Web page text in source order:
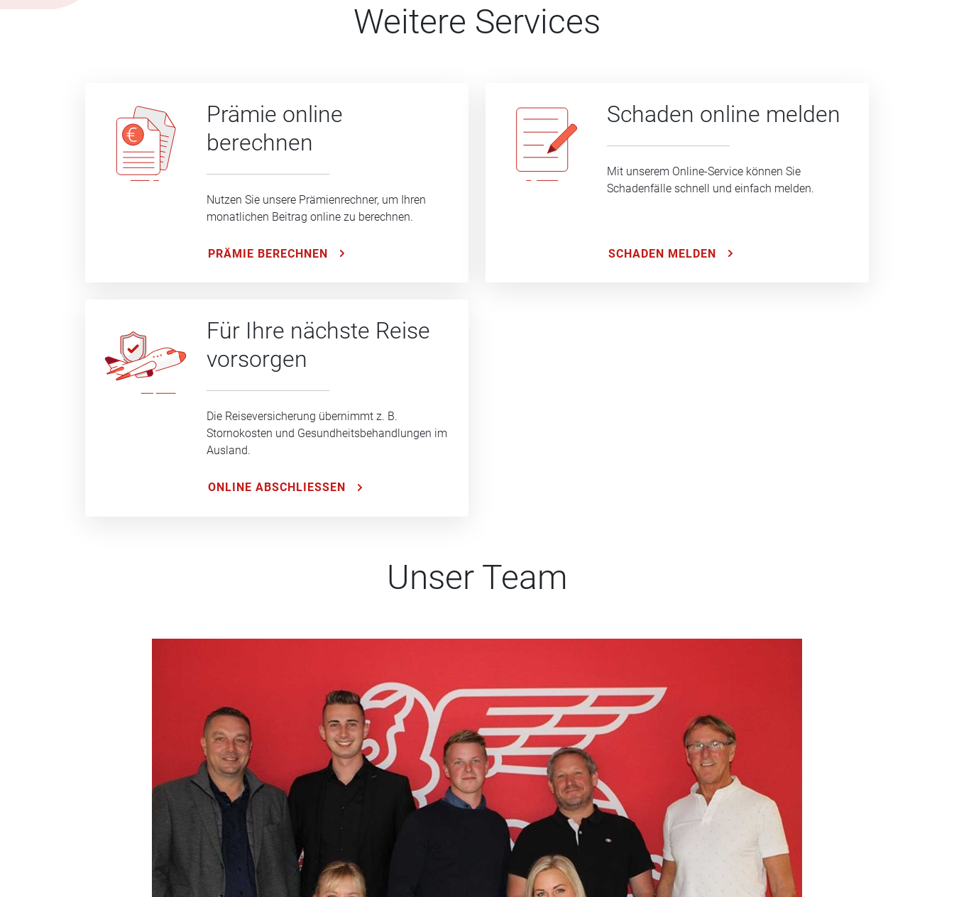
Weitere Services
Prämie online
berechnen
Nutzen Sie unsere Prämienrechner, um Ihren
monatlichen Beitrag online zu berechnen.
PRÄMIE BERECHNEN
Schaden online melden
Mit unserem Online-Service können Sie
Schadenfälle schnell und einfach melden.
SCHADEN MELDEN
Für Ihre nächste Reise
vorsorgen
Die Reiseversicherung übernimmt z. B.
Stornokosten und Gesundheitsbehandlungen im
Ausland.
ONLINE ABSCHLIESSEN
Unser Team